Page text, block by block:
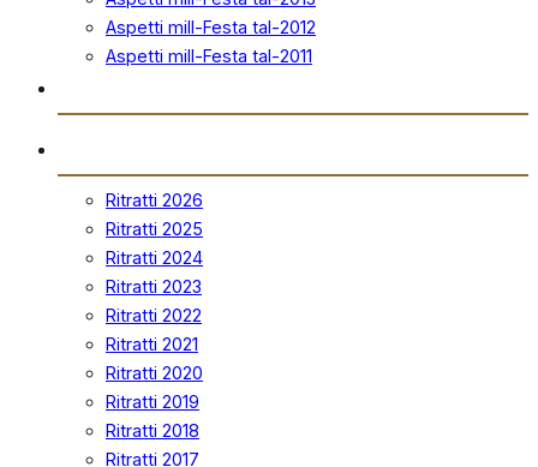
Aspetti mill-Festa tal-2012
Aspetti mill-Festa tal-2011
Ritratti 2026
Ritratti 2025
Ritratti 2024
Ritratti 2023
Ritratti 2022
Ritratti 2021
Ritratti 2020
Ritratti 2019
Ritratti 2018
Ritratti 2017